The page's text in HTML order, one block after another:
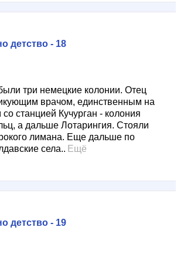
детство - 18
три немецкие колонии. Отец
врачом, единственным на
станцией Кучурган - колония
а дальше Лотарингия. Стояли
лимана. Еще дальше по
села.. Ещё
детство - 19